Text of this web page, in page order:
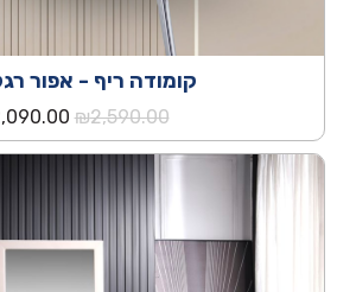
קומודה ריף - אפור
₪2,590.00
המחיר
המקורי
היה: